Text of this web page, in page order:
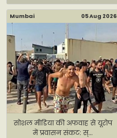
Mumbai 05 Aug 2026
सोशल मीडिया की अफवाह से यूरोप
में प्रवासन संकट: स्...